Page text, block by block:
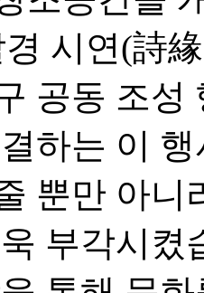
시연(詩
공동 조성
하는 이
뿐만 아
부각시